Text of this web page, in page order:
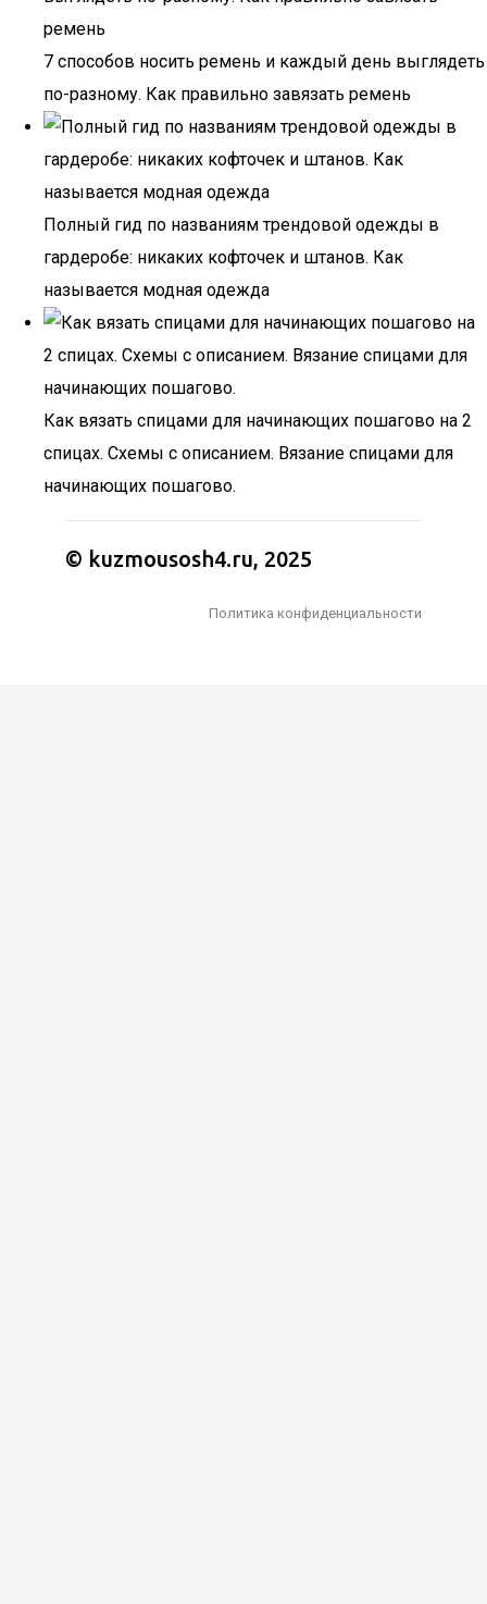
7 способов носить ремень и каждый день выглядеть
по-разному. Как правильно завязать ремень
Полный гид по названиям трендовой одежды в
гардеробе: никаких кофточек и штанов. Как
называется модная одежда
Как вязать спицами для начинающих пошагово на 2
спицах. Схемы с описанием. Вязание спицами для
начинающих пошагово.
© kuzmousosh4.ru, 2025
Политика конфиденциальности